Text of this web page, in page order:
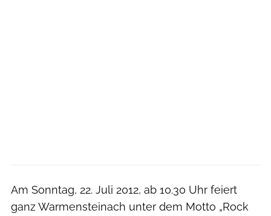
Am Sonntag, 22. Juli 2012, ab 10.30 Uhr feiert
ganz Warmensteinach unter dem Motto „Rock